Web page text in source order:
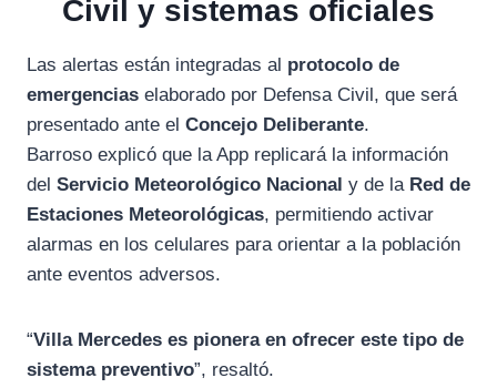
Civil y sistemas oficiales
Las alertas están integradas al protocolo de
emergencias elaborado por Defensa Civil, que será
presentado ante el Concejo Deliberante.
Barroso explicó que la App replicará la información
del Servicio Meteorológico Nacional y de la Red de
Estaciones Meteorológicas, permitiendo activar
alarmas en los celulares para orientar a la población
ante eventos adversos.
“Villa Mercedes es pionera en ofrecer este tipo de
sistema preventivo”, resaltó.